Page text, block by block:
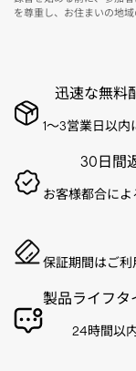
を尊重し、お住まいの地
迅速な無料
1～3営業日以内
30日間
お客様都合に
保証期間はご
製品ライフタ
24時間以